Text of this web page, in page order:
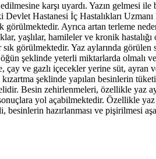
karşı uyardı. Yazın gelmesi ile
Hastanesi İç Hastalıkları
görülmektedir. Ayrıca artan terleme
yaşlılar, hamileler ve kronik
görülmektedir. Yaz aylarında görülen
şeklinde yeterli miktarlarda olmalı
çay ve gazlı içecekler yerine süt,
şeklinde yapılan besinlerin
Besin zehirlenmeleri, özellikle yaz
yol açabilmektedir. Özellikle yaz
hazırlanması ve pişirilmesi